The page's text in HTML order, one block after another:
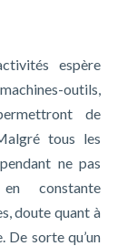
espère
outils,
de
tous les
ne pas
constante
doute quant à
De sorte qu’un